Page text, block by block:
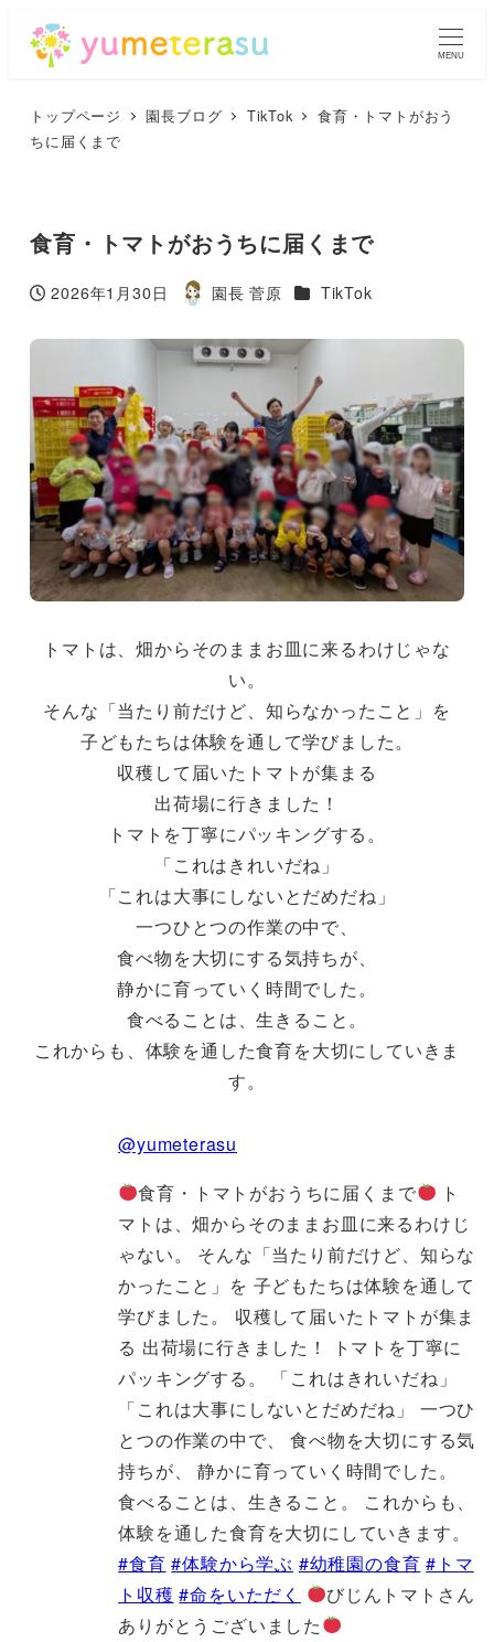
MENU
トップページ 園長ブログ TikTok
食育・トマトがおう
ちに届くまで
食育・トマトがおうちに届くまで
投稿日
2026年1月30日
著
園長 菅原 カテゴリー
TikTok
トマトは、畑からそのままお皿に来るわけじゃな
い。
そんな「当たり前だけど、知らなかったこと」を
子どもたちは体験を通して学びました。
収穫して届いたトマトが集まる
出荷場に行きました！
トマトを丁寧にパッキングする。
「これはきれいだね」
「これは大事にしないとだめだね」
一つひとつの作業の中で、
食べ物を大切にする気持ちが、
静かに育っていく時間でした。
食べることは、生きること。
これからも、体験を通した食育を大切にしていきま
す。
@yumeterasu
食育・トマトがおうちに届くまで
ト
マトは、畑からそのままお皿に来るわけじ
ゃない。 そんな「当たり前だけど、知らな
かったこと」を 子どもたちは体験を通して
学びました。 収穫して届いたトマトが集ま
る 出荷場に行きました！ トマトを丁寧に
パッキングする。 「これはきれいだね」
「これは大事にしないとだめだね」 一つひ
とつの作業の中で、 食べ物を大切にする気
持ちが、 静かに育っていく時間でした。
食べることは、生きること。 これからも、
体験を通した食育を大切にしていきます。
#食育 #体験から学ぶ #幼稚園の食育 #トマ
ト収穫 #命をいただく
びじんトマトさん
ありがとうございました